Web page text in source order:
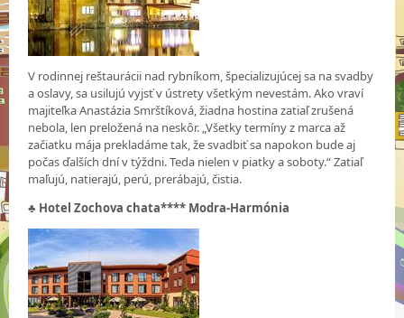
V rodinnej reštaurácii nad rybníkom, špecializujúcej sa na svadby
a oslavy, sa usilujú vyjsť v ústrety všetkým nevestám. Ako vraví
majiteľka Anastázia Smrštíková, žiadna hostina zatiaľ zrušená
nebola, len preložená na neskôr. „Všetky termíny z marca až
začiatku mája prekladáme tak, že svadbiť sa napokon bude aj
počas ďalších dní v týždni. Teda nielen v piatky a soboty.“ Zatiaľ
maľujú, natierajú, perú, prerábajú, čistia.
♣ Hotel Zochova chata**** Modra-Harmónia